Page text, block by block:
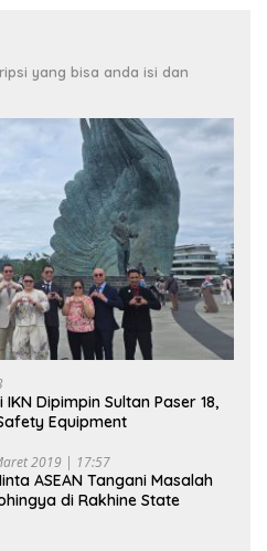
yang bisa anda isi dan
Dipimpin Sultan Paser 18,
Equipment
2019 | 17:57
ASEAN Tangani Masalah
di Rakhine State